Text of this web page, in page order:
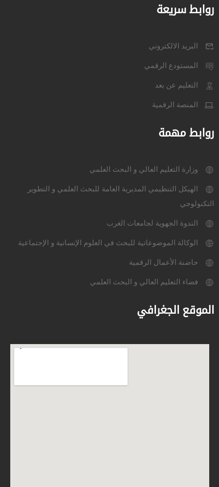
روابط سريعة
البريد الالكتروني
المستودع الرقمي
التعليم عن بعد
المنصة الرقمية
روابط مهمة
وزارة التعليم العالي و البحث العلمي
الهيكل التنظيمي المديرية العامة للبحث العلمي و التطوير
التكنولوجي
الندوة الجهوية لجامعات الغرب
الوكالة الموضوعاتية للبحث في العلوم الإنسانية و الإجتماعية
حاضنة الأعمال الرقمية
فضاء التعليم العالي و البحث العلمي
الموقع الجغرافي